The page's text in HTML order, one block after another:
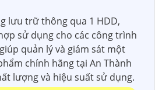
lưu trữ thông qua 1 HDD,
sử dụng cho các công trình
quản lý và giám sát một
chính hãng tại An Thành
lượng và hiệu suất sử dụng.